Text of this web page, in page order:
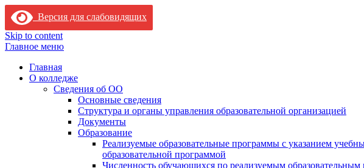
Версия для слабовидящих
Skip to content
Главное меню
Главная
О колледже
Сведения об ОО
Основные сведения
Структура и органы управления образовательной организацией
Документы
Образование
Реализуемые образовательные программы с указанием
образовательной программой
Численность обучающихся по реализуемым